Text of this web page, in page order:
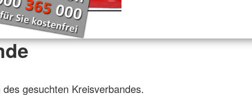
gesuchten Kreisverbandes.